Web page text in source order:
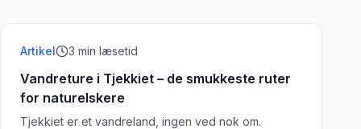
Artikel 3 min læsetid
Vandreture i Tjekkiet – de smukkeste ruter
for naturelskere
Tjekkiet er et vandreland, ingen ved nok om.